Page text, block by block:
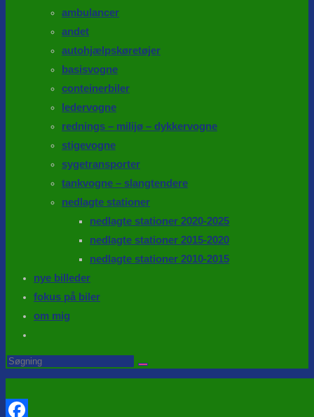
ambulancer
andet
autohjælpskøretøjer
basisvogne
conteinerbiler
ledervogne
rednings – milijø – dykkervogne
stigevogne
sygetransporter
tankvogne – slangtendere
nedlagte stationer
nedlagte stationer 2020-2025
nedlagte stationer 2015-2020
nedlagte stationer 2010-2015
nye billeder
fokus på biler
om mig
website
search
Search
this
website